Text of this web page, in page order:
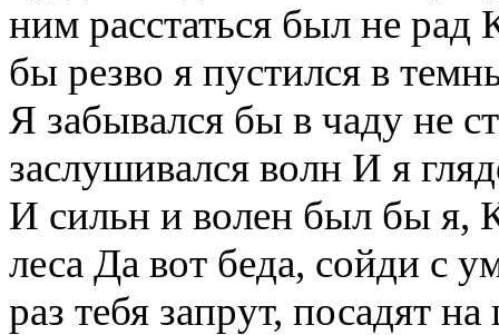
ним расстаться был не рад
бы резво я пустился в
Я забывался бы в чаду не
заслушивался волн И я
И сильн и волен был бы
леса Да вот беда, сойди с
раз тебя запрут, посадят